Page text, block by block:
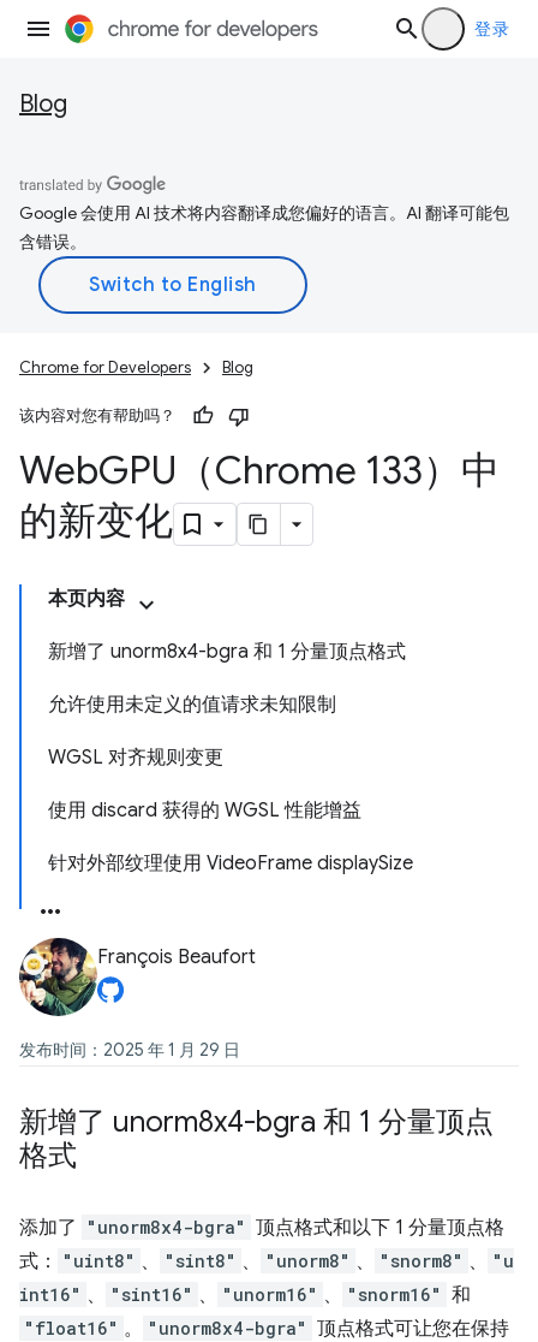
登录
Blog
Google 会使用 AI 技术将内容翻译成您偏好的语言。AI 翻译可能包
含错误。
Chrome for Developers Blog
该内容对您有帮助吗？
WebGPU（Chrome 133）中
的新变化
本页内容
新增了 unorm8x4-bgra 和 1 分量顶点格式
允许使用未定义的值请求未知限制
WGSL 对齐规则变更
使用 discard 获得的 WGSL 性能增益
针对外部纹理使用 VideoFrame displaySize
François Beaufort
发布时间：2025 年 1 月 29 日
新增了 unorm8x4-bgra 和 1 分量顶点
格式
添加了 "unorm8x4-bgra" 顶点格式和以下 1 分量顶点格
式：
"uint8" 、 "sint8" 、 "unorm8" 、 "snorm8" 、
"u
int16" 、 "sint16" 、 "unorm16" 、 "snorm16" 和
"float16" 。 "unorm8x4-bgra" 顶点格式可让您在保持